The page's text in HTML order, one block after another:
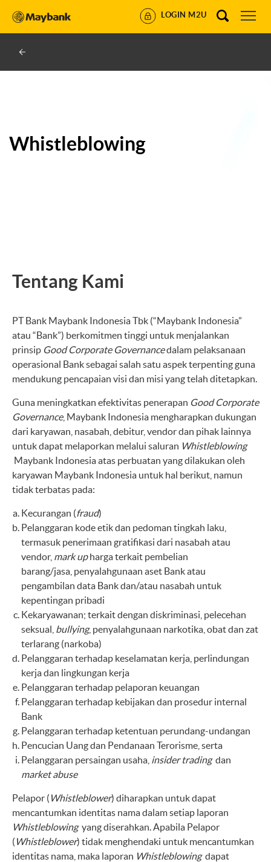
LOGIN M2U
Whistleblowing
Tentang Kami
PT Bank Maybank Indonesia Tbk (“Maybank Indonesia”
atau “Bank”) berkomitmen tinggi untuk menjalankan
prinsip Good Corporate Governancedalam pelaksanaan
operasional Bank sebagai salah satu aspek terpenting guna
mendukung pencapaian visi dan misi yang telah ditetapkan.
Guna meningkatkan efektivitas penerapan Good Corporate
Governance, Maybank Indonesia mengharapkan dukungan
dari karyawan, nasabah, debitur, vendor dan pihak lainnya
untuk dapat melaporkan melalui saluran Whistleblowing
Maybank Indonesia atas perbuatan yang dilakukan oleh
karyawan Maybank Indonesia untuk hal berikut, namun
tidak terbatas pada:
Kecurangan (fraud)
Pelanggaran kode etik dan pedoman tingkah laku,
termasuk penerimaan gratifikasi dari nasabah atau
vendor, mark upharga terkait pembelian
barang/jasa, penyalahgunaan aset Bank atau
pengambilan data Bank dan/atau nasabah untuk
kepentingan pribadi
Kekaryawanan; terkait dengan diskriminasi, pelecehan
seksual, bullying, penyalahgunaan narkotika, obat dan zat
terlarang (narkoba)
Pelanggaran terhadap keselamatan kerja, perlindungan
kerja dan lingkungan kerja
Pelanggaran terhadap pelaporan keuangan
Pelanggaran terhadap kebijakan dan prosedur internal
Bank
Pelanggaran terhadap ketentuan perundang-undangan
Pencucian Uang dan Pendanaan Terorisme, serta
Pelanggaran persaingan usaha, insider tradingdan
market abuse
Pelapor ( Whistleblower) diharapkan untuk dapat
mencantumkan identitas nama dalam setiap laporan
Whistleblowingyang diserahkan. Apabila Pelapor
( Whistleblower) tidak menghendaki untuk mencantumkan
identitas nama, maka laporan Whistleblowingdapat